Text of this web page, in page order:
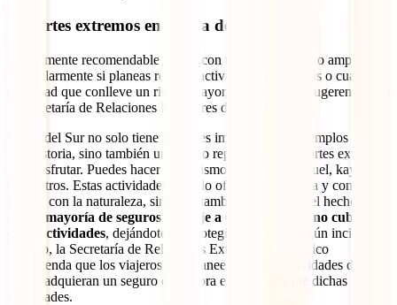
Deportes extremos en Corea del Sur
Es altamente recomendable contar con un seguro médico amplio,
particularmente si planeas realizar actividades deportivas o cualquier
actividad que conlleve un riesgo mayor, siguiendo las sugerencias de
la Secretaría de Relaciones Exteriores de México.
Corea del Sur no solo tiene ciudades impresionantes, templos y una
rica historia, sino también un amplio repertorio de deportes extremos
para disfrutar. Puedes hacer senderismo, buceo, esnórquel, kayak,
entre otros. Estas actividades no solo ofrecen adrenalina y contacto
directo con la naturaleza, sino que también comparten el hecho de
la mayoría de seguros de viaje a Corea del Sur no cubren
estas actividades, dejándote desprotegido si ocurre algún incidente.
Por eso, la Secretaría de Relaciones Exteriores de México
recomienda que los viajeros que planeen realizar actividades de
riesgo adquieran un seguro que cubra específicamente dichas
actividades.